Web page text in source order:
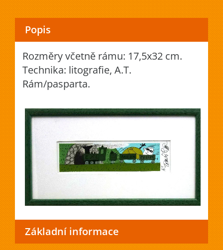
Popis
Rozměry včetně rámu: 17,5x32 cm.
Technika: litografie, A.T.
Rám/pasparta.
Základní informace